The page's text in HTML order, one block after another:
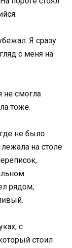
Я сразу
с меня на
не смогла
тоже.
не было
на столе
рядом,
с
стоил